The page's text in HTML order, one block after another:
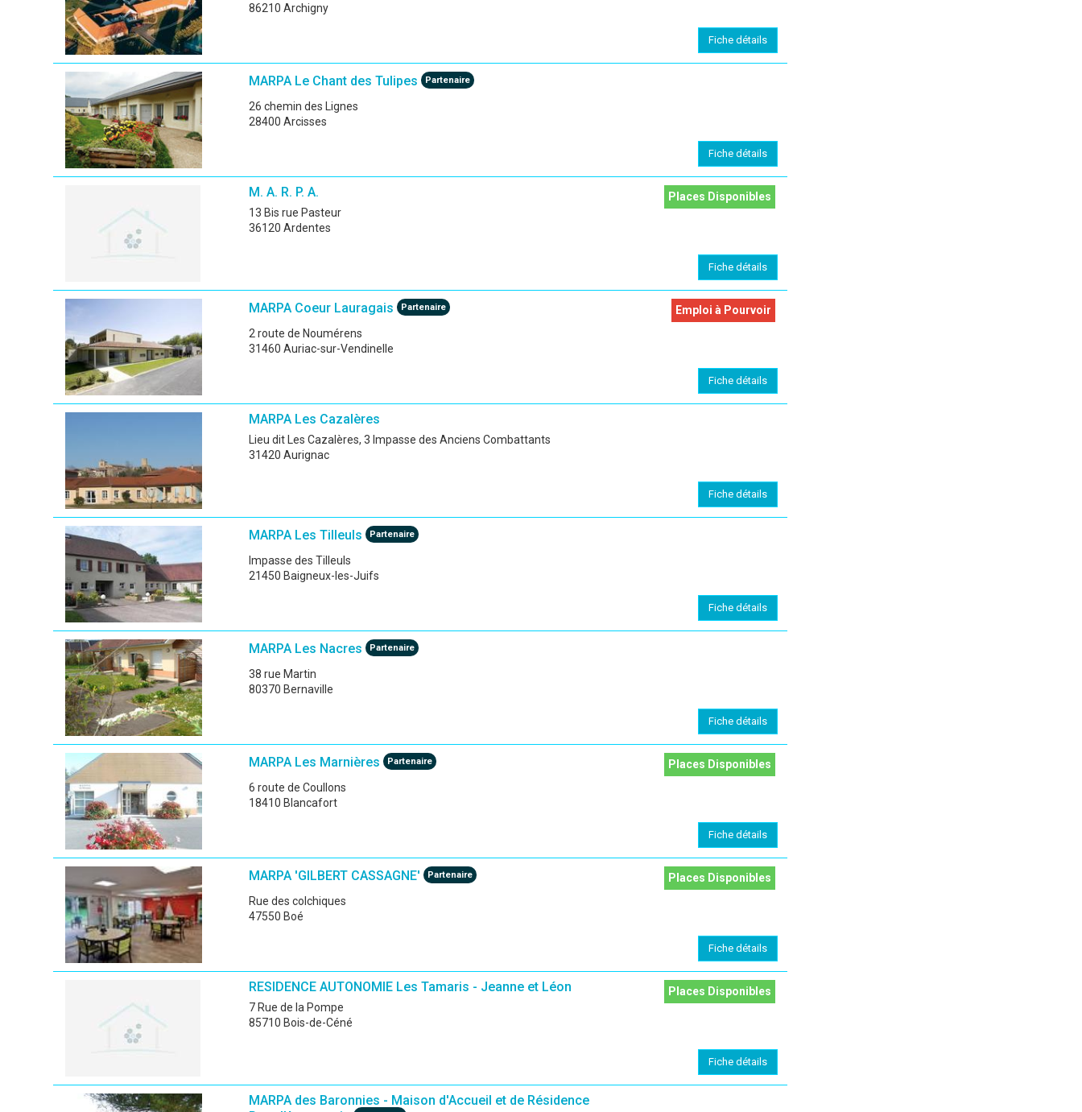
86210 Archigny
Fiche détails
MARPA Le Chant des Tulipes Partenaire
26 chemin des Lignes
28400 Arcisses
Fiche détails
M. A. R. P. A.
13 Bis rue Pasteur
36120 Ardentes
Places Disponibles
Fiche détails
MARPA Coeur Lauragais Partenaire
2 route de Noumérens
31460 Auriac-sur-Vendinelle
Emploi à Pourvoir
Fiche détails
MARPA Les Cazalères
Lieu dit Les Cazalères, 3 Impasse des Anciens Combattants
31420 Aurignac
Fiche détails
MARPA Les Tilleuls Partenaire
Impasse des Tilleuls
21450 Baigneux-les-Juifs
Fiche détails
MARPA Les Nacres Partenaire
38 rue Martin
80370 Bernaville
Fiche détails
MARPA Les Marnières Partenaire
6 route de Coullons
18410 Blancafort
Places Disponibles
Fiche détails
MARPA 'GILBERT CASSAGNE' Partenaire
Rue des colchiques
47550 Boé
Places Disponibles
Fiche détails
RESIDENCE AUTONOMIE Les Tamaris - Jeanne et Léon
7 Rue de la Pompe
85710 Bois-de-Céné
Places Disponibles
Fiche détails
MARPA des Baronnies - Maison d'Accueil et de Résidence